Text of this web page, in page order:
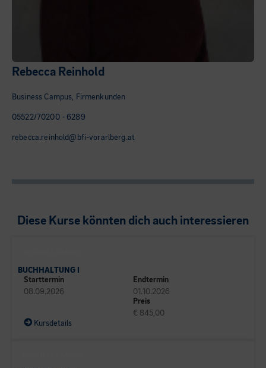
Rebecca Reinhold
Business Campus, Firmenkunden
05522/70200 - 6289
rebecca.reinhold@bfi-vorarlberg.at
Diese Kurse könnten dich auch interessieren
BUCHHALTUNG I
Starttermin
08.09.2026
Endtermin
01.10.2026
Preis
€ 845,00
Kursdetails